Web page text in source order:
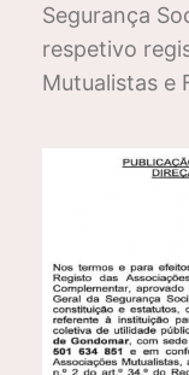
Segurança
respetivo
Mutualistas e